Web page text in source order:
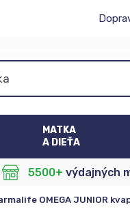
MATKA
A DIEŤA
5500+ výdajných
OMEGA JUNIOR